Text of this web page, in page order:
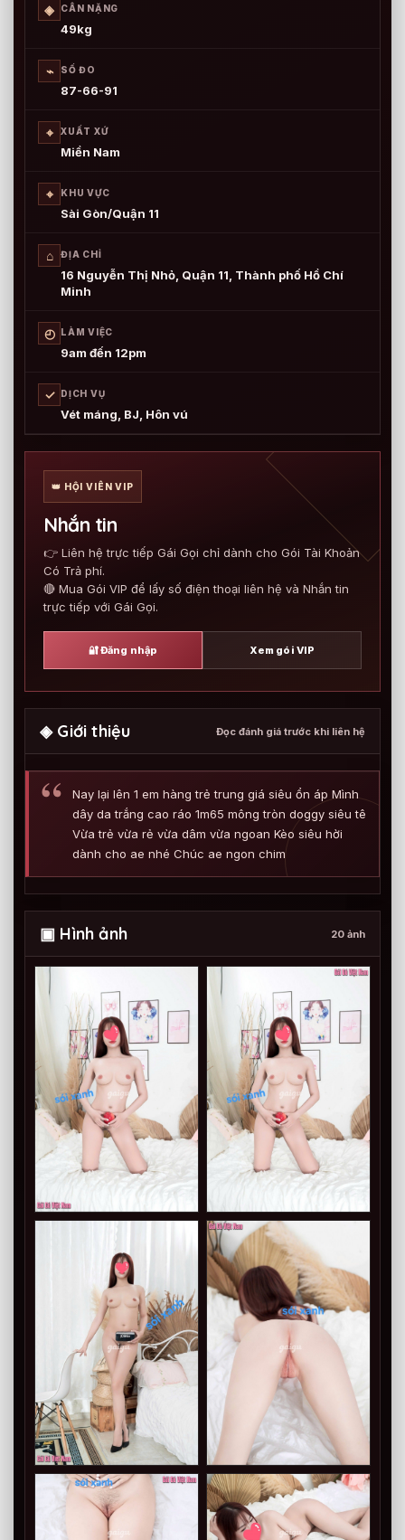
◈ CÂN NẶNG
49kg
⌁ SỐ ĐO
87-66-91
⌖ XUẤT XỨ
Miền Nam
⌖ KHU VỰC
Sài Gòn/Quận 11
⌂ ĐỊA CHỈ
16 Nguyễn Thị Nhỏ, Quận 11, Thành phố Hồ Chí
Minh
◴ LÀM VIỆC
9am đến 12pm
✓ DỊCH VỤ
Vét máng, BJ, Hôn vú
👑 HỘI VIÊN VIP
Nhắn tin
👉 Liên hệ trực tiếp Gái Gọi chỉ dành cho Gói Tài Khoản
Có Trả phí.
🔴 Mua Gói VIP để lấy số điện thoại liên hệ và Nhắn tin
trực tiếp với Gái Gọi.
🔐 Đăng nhập Xem gói VIP
◈ Giới thiệu Đọc đánh giá trước khi liên hệ
Nay lại lên 1 em hàng trẻ trung giá siêu ổn áp Mình
dây da trắng cao ráo 1m65 mông tròn doggy siêu tê
Vừa trẻ vừa rẻ vừa dâm vừa ngoan Kèo siêu hời
dành cho ae nhé Chúc ae ngon chim
▣ Hình ảnh 20 ảnh